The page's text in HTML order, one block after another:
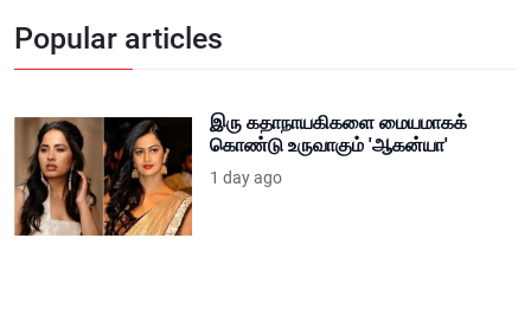
Popular articles
இரு கதாநாயகிகளை மையமாகக்
கொண்டு உருவாகும் 'ஆகன்யா'
1 day ago